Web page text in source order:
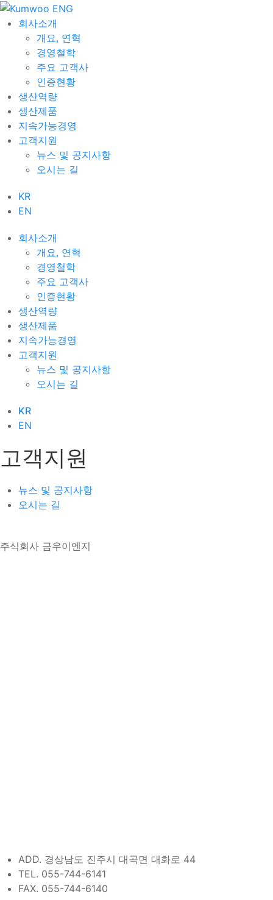
회사소개
개요, 연혁
경영철학
주요 고객사
인증현황
생산역량
생산제품
지속가능경영
고객지원
뉴스 및 공지사항
오시는 길
KR
EN
회사소개
개요, 연혁
경영철학
주요 고객사
인증현황
생산역량
생산제품
지속가능경영
고객지원
뉴스 및 공지사항
오시는 길
KR
EN
고객지원
뉴스 및 공지사항
오시는 길
주식회사 금우이엔지
ADD. 경상남도 진주시 대곡면 대화로 44
TEL. 055-744-6141
FAX. 055-744-6140